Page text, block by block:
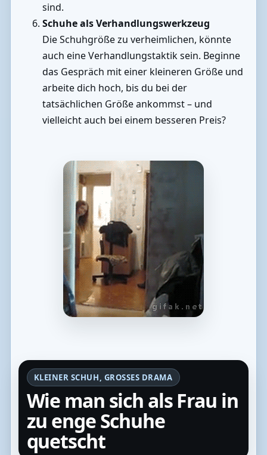
sind.
Schuhe als Verhandlungswerkzeug
Die Schuhgröße zu verheimlichen, könnte
auch eine Verhandlungstaktik sein. Beginne
das Gespräch mit einer kleineren Größe und
arbeite dich hoch, bis du bei der
tatsächlichen Größe ankommst – und
vielleicht auch bei einem besseren Preis?
KLEINER SCHUH, GROSSES DRAMA
Wie man sich als Frau in
zu enge Schuhe
quetscht